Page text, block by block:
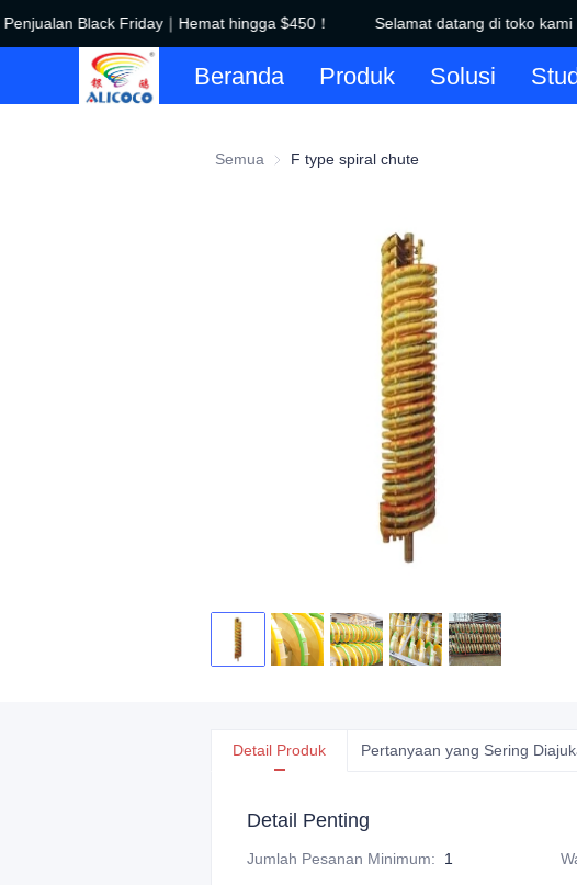
Black Friday｜Hemat hingga $450！ Selamat datang di toko kami
Beranda Produk Solusi
Semua F type spiral chute
Detail Produk Pertanyaan yang Sering
Detail Penting
Jumlah Pesanan Minimum: 1